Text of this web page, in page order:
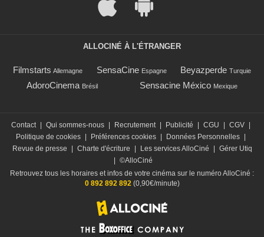
ALLOCINÉ À L'ÉTRANGER
Filmstarts Allemagne SensaCine Espagne Beyazperde Turquie
AdoroCinema Brésil Sensacine México Mexique
Contact Qui sommes-nous Recrutement Publicité CGU CGV
Politique de cookies
Préférences cookies Données Personnelles
Revue de presse
Charte d'écriture Les services AlloCiné
Gérer Utiq
©AlloCiné
Retrouvez tous les horaires et infos de votre cinéma sur le numéro AlloCiné :
0 892 892 892(0,90€/minute)